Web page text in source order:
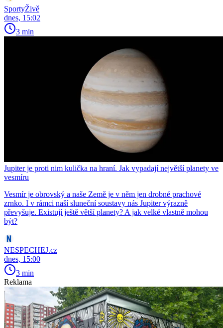
SportyŽivě
dnes, 15:02
3 min
Jupiter je proti nim kulička na hraní. Jak vypadají největší planety ve
vesmíru
Vesmír je obrovský a naše Země je v něm jen drobné prachové
zrnko. I v rámci naší sluneční soustavy nás Jupiter výrazně
převyšuje. Existují ještě větší planety? A jak velké vlastně mohou
být?
NESPECHEJ.cz
dnes, 15:00
3 min
Reklama